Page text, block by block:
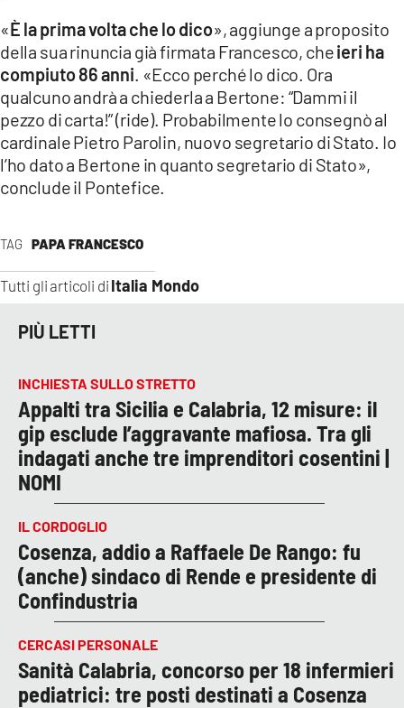
TAG PAPA FRANCESCO
Tutti gli articoli di Italia Mondo
«È la prima volta che lo dico», aggiunge a proposito
della sua rinuncia già firmata Francesco, cheieri ha
compiuto 86 anni . «Ecco perché lo dico. Ora
qualcuno andrà a chiederla a Bertone: “Dammi il
pezzo di carta!” (ride). Probabilmente lo consegnò al
cardinale Pietro Parolin, nuovo segretario di Stato. Io
l’ho dato a Bertone in quanto segretario di Stato»,
conclude il Pontefice.
PIÙ LETTI
INCHIESTA SULLO STRETTO
Appalti tra Sicilia e Calabria, 12 misure: il
gip esclude l’aggravante mafiosa. Tra gli
indagati anche tre imprenditori cosentini |
NOMI
IL CORDOGLIO
Cosenza, addio a Raffaele De Rango: fu
(anche) sindaco di Rende e presidente di
Confindustria
CERCASI PERSONALE
Sanità Calabria, concorso per 18 infermieri
pediatrici: tre posti destinati a Cosenza